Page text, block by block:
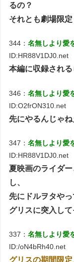
るの？
それとも劇場限定
344：名無しより愛
ID:HR88V1DJ0.net
本編に収録され
346：名無しより愛
ID:O2frON310.net
先にやるんじゃね
347：名無しより愛
ID:HR88V1DJ0.net
夏映画のライダ
し、
先にドルヲタや
グリスに突入して
337：名無しより愛
ID:/oN4bRh40.net
グリスの期間限